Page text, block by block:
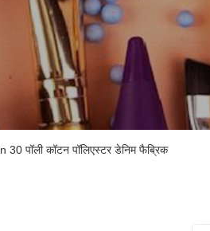
पॉली कॉटन पॉलिएस्टर डेनिम फैब्रिक